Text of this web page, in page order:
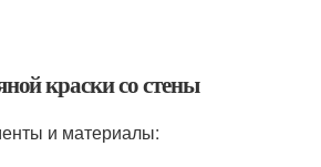
краски со стены
и материалы: